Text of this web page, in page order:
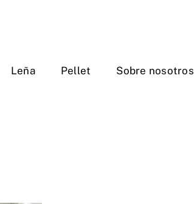
Leña Pellet Sobre nosotros